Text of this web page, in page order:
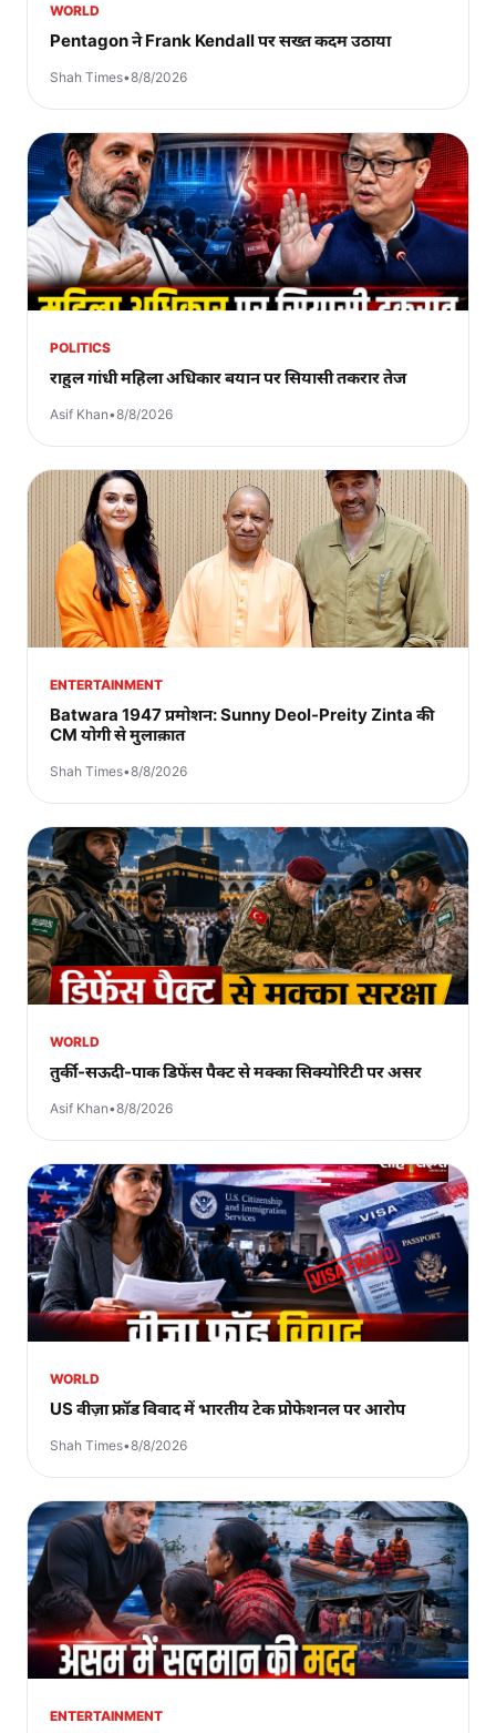
WORLD
Pentagon ने Frank Kendall पर सख्त कदम उठाया
Shah Times•8/8/2026
POLITICS
राहुल गांधी महिला अधिकार बयान पर सियासी तकरार तेज
Asif Khan•8/8/2026
ENTERTAINMENT
Batwara 1947 प्रमोशन: Sunny Deol-Preity Zinta की
CM योगी से मुलाक़ात
Shah Times•8/8/2026
WORLD
तुर्की-सऊदी-पाक डिफेंस पैक्ट से मक्का सिक्योरिटी पर असर
Asif Khan•8/8/2026
WORLD
US वीज़ा फ्रॉड विवाद में भारतीय टेक प्रोफेशनल पर आरोप
Shah Times•8/8/2026
ENTERTAINMENT